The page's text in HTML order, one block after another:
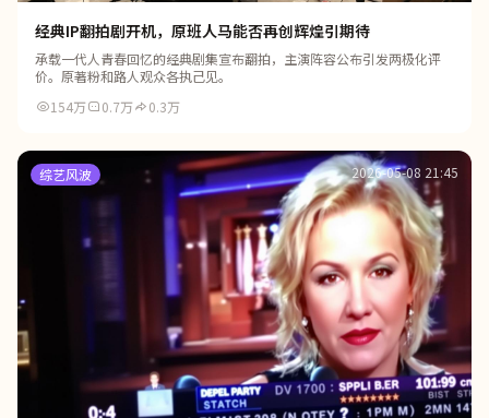
经典IP翻拍剧开机，原班人马能否再创辉煌引期待
承载一代人青春回忆的经典剧集宣布翻拍，主演阵容公布引发两极化评
价。原著粉和路人观众各执己见。
154万
0.7万 0.3万
综艺风波 2026-05-08 21:45